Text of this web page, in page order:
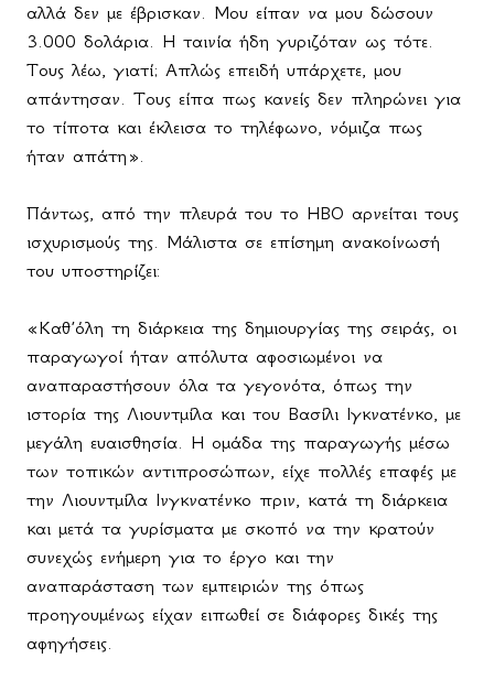
αλλά δεν με έβρισκαν. Μου είπαν να μου δώσουν
3.000 δολάρια. Η ταινία ήδη γυριζόταν ως τότε.
Τους λέω, γιατί; Απλώς επειδή υπάρχετε, μου
απάντησαν. Τους είπα πως κανείς δεν πληρώνει για
το τίποτα και έκλεισα το τηλέφωνο, νόμιζα πως
ήταν απάτη».
Πάντως, από την πλευρά του το HBO αρνείται τους
ισχυρισμούς της. Μάλιστα σε επίσημη ανακοίνωσή
του υποστηρίζει:
«Καθ’όλη τη διάρκεια της δημιουργίας της σειράς, οι
παραγωγοί ήταν απόλυτα αφοσιωμένοι να
αναπαραστήσουν όλα τα γεγονότα, όπως την
ιστορία της Λιουντμίλα και του Βασίλι Ιγκνατένκο, με
μεγάλη ευαισθησία. Η ομάδα της παραγωγής μέσω
των τοπικών αντιπροσώπων, είχε πολλές επαφές με
την Λιουντμίλα Ινγκνατένκο πριν, κατά τη διάρκεια
και μετά τα γυρίσματα με σκοπό να την κρατούν
συνεχώς ενήμερη για το έργο και την
αναπαράσταση των εμπειριών της όπως
προηγουμένως είχαν ειπωθεί σε διάφορες δικές της
αφηγήσεις.